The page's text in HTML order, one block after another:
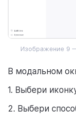
Изображение 9
В модальном
1. Выбери
2. Выбери